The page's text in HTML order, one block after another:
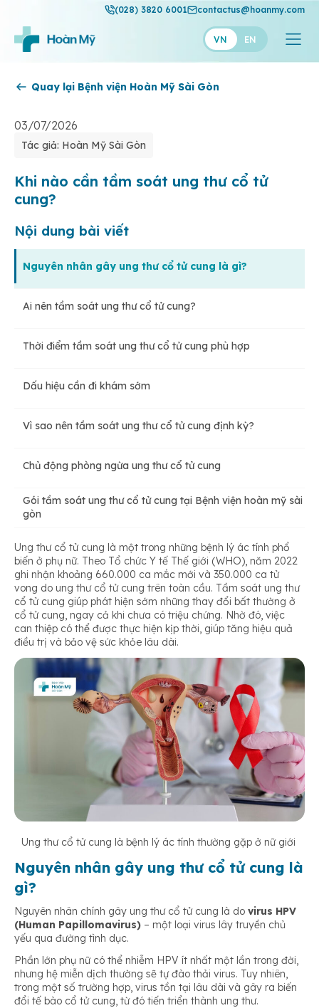
(028) 3820 6001 contactus@hoanmy.com
VN EN
Hoàn Mỹ
Hạnh Phúc
Thuận Mỹ
Quay lại Bệnh viện Hoàn Mỹ Sài Gòn
03/07/2026
Tác giả: Hoàn Mỹ Sài Gòn
Khi nào cần tầm soát ung thư cổ tử
cung?
Nội dung bài viết
Nguyên nhân gây ung thư cổ tử cung là gì?
Ai nên tầm soát ung thư cổ tử cung?
Thời điểm tầm soát ung thư cổ tử cung phù hợp
Dấu hiệu cần đi khám sớm
Vì sao nên tầm soát ung thư cổ tử cung định kỳ?
Chủ động phòng ngừa ung thư cổ tử cung
Gói tầm soát ung thư cổ tử cung tại Bệnh viện hoàn mỹ sài
gòn
Ung thư cổ tử cung là một trong những bệnh lý ác tính phổ
biến ở phụ nữ. Theo Tổ chức Y tế Thế giới (WHO), năm 2022
ghi nhận khoảng 660.000 ca mắc mới và 350.000 ca tử
vong do ung thư cổ tử cung trên toàn cầu. Tầm soát ung thư
cổ tử cung giúp phát hiện sớm những thay đổi bất thường ở
cổ tử cung, ngay cả khi chưa có triệu chứng. Nhờ đó, việc
can thiệp có thể được thực hiện kịp thời, giúp tăng hiệu quả
điều trị và bảo vệ sức khỏe lâu dài.
Ung thư cổ tử cung là bệnh lý ác tính thường gặp ở nữ giới
Nguyên nhân gây ung thư cổ tử cung là
gì?
Nguyên nhân chính gây ung thư cổ tử cung là do virus HPV
(Human Papillomavirus) – một loại virus lây truyền chủ
yếu qua đường tình dục.
Phần lớn phụ nữ có thể nhiễm HPV ít nhất một lần trong đời,
nhưng hệ miễn dịch thường sẽ tự đào thải virus. Tuy nhiên,
trong một số trường hợp, virus tồn tại lâu dài và gây ra biến
đổi tế bào cổ tử cung, từ đó tiến triển thành ung thư.